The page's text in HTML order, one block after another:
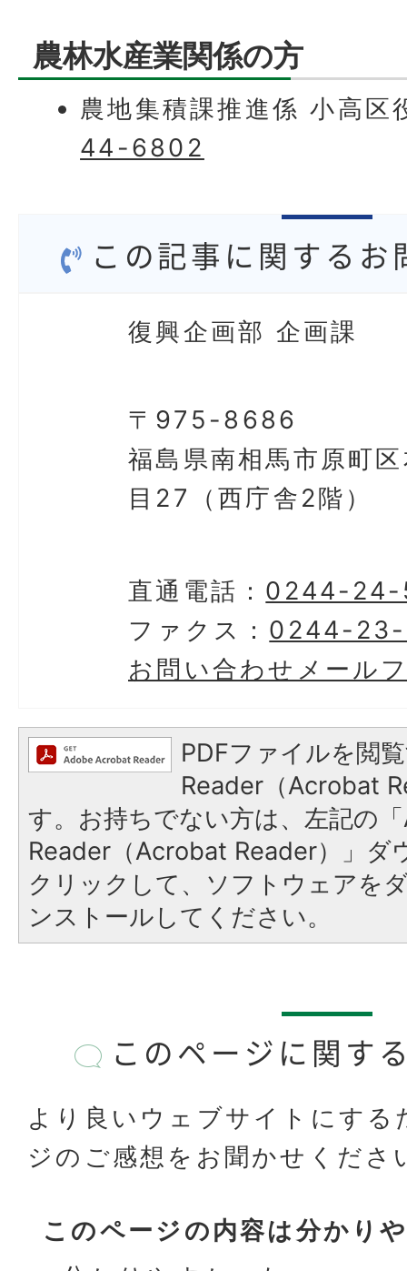
農林水産業関係の方
農地集積課推進係 小高
44-6802
この記事に関するお
復興企画部 企画課
〒975-8686
福島県南相馬市原町
目27（西庁舎2階）
直通電話： 0244-
ファクス： 0244-23-
お問い合わせメール
PDFファイルを閲
Reader（Acrobat
す。お持ちでない方は、左記の
Reader（Acrobat Reader）」ダ
クリックして、ソフトウェアを
ンストールしてください。
このページに関す
より良いウェブサイトにする
ジのご感想をお聞かせくださ
このページの内容は分かり